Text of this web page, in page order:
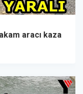
aracı kaza